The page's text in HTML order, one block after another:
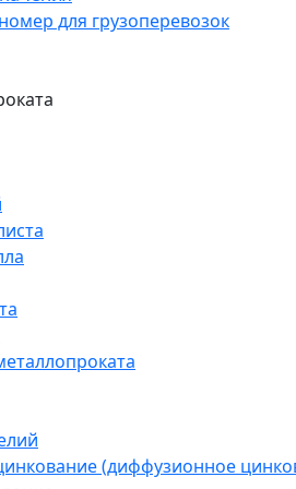
для грузоперевозок
(диффузионное